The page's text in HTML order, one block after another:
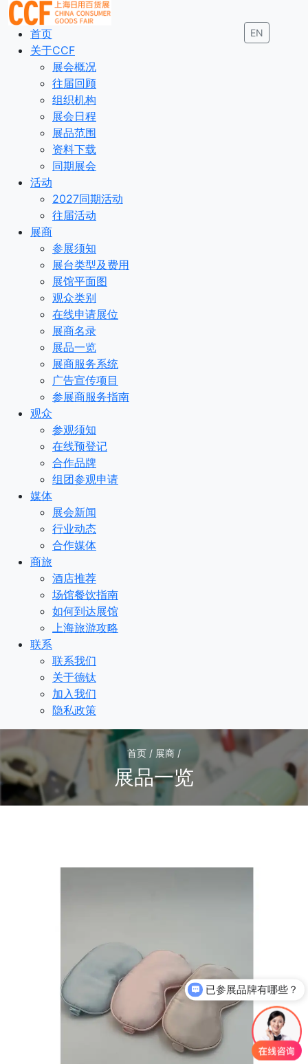
EN
首页
关于CCF
展会概况
往届回顾
组织机构
展会日程
展品范围
资料下载
同期展会
活动
2027同期活动
往届活动
展商
参展须知
展台类型及费用
展馆平面图
观众类别
在线申请展位
展商名录
展品一览
展商服务系统
广告宣传项目
参展商服务指南
观众
参观须知
在线预登记
合作品牌
组团参观申请
媒体
展会新闻
行业动态
合作媒体
商旅
酒店推荐
场馆餐饮指南
如何到达展馆
上海旅游攻略
联系
联系我们
关于德钛
加入我们
隐私政策
首页 / 展商 /
展品一览
已参展品牌有哪些？